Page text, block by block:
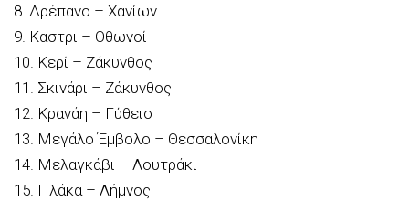
8. Δρέπανο – Χανίων
9. Καστρι – Οθωνοί
10. Κερί – Ζάκυνθος
11. Σκινάρι – Ζάκυνθος
12. Κρανάη – Γύθειο
13. Μεγάλο Έμβολο – Θεσσαλονίκη
14. Μελαγκάβι – Λουτράκι
15. Πλάκα – Λήμνος